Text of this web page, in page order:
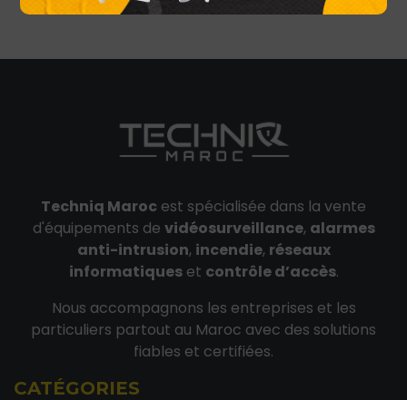
Techniq Maroc est spécialisée dans la vente
d'équipements de vidéosurveillance, alarmes
anti-intrusion, incendie, réseaux
informatiqueset contrôle d’accès.
Nous accompagnons les entreprises et les
particuliers partout au Maroc avec des solutions
fiables et certifiées.
CATÉGORIES